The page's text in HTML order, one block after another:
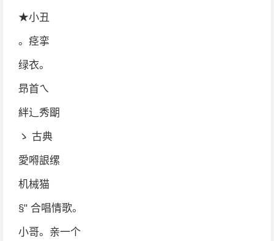
★小丑
。痉挛
绿衣。
昻首ㄟ
絆辶秀朙
ゝ 古典
愛嘚詪缧
机械猫
§" 合唱情歌。
小哥。亲一个